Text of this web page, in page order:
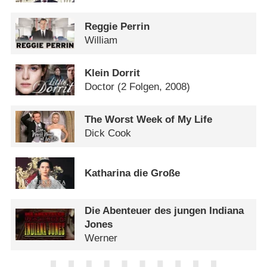
Reggie Perrin
William
Klein Dorrit
Doctor (2 Folgen, 2008)
The Worst Week of My Life
Dick Cook
Katharina die Große
Die Abenteuer des jungen Indiana
Jones
Werner